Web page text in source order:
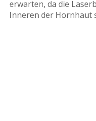
erwarten, da die
Inneren der Hornhaut